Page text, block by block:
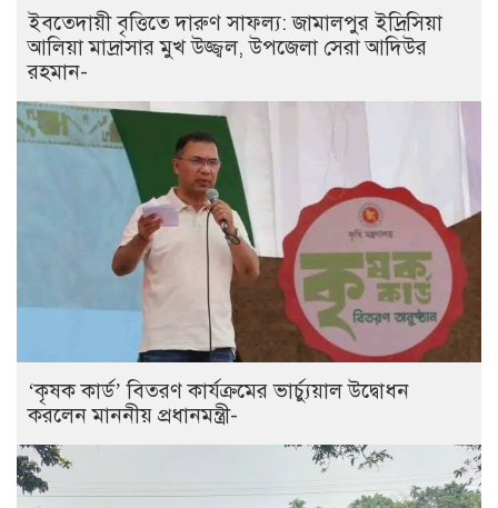
ইবতেদায়ী বৃত্তিতে দারুণ সাফল্য: জামালপুর ইদ্রিসিয়া
আলিয়া মাদ্রাসার মুখ উজ্জ্বল, উপজেলা সেরা আদিউর
রহমান-
‘কৃষক কার্ড’ বিতরণ কার্যক্রমের ভার্চ্যুয়াল উদ্বোধন
করলেন মাননীয় প্রধানমন্ত্রী-